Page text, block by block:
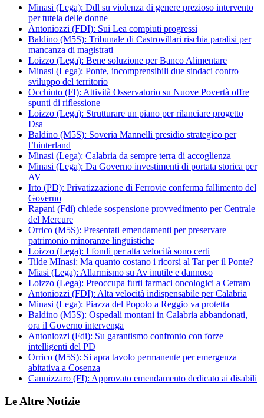
Minasi (Lega): Ddl su violenza di genere prezioso intervento
per tutela delle donne
Antoniozzi (FDI): Sui Lea compiuti progressi
Baldino (M5S): Tribunale di Castrovillari rischia paralisi per
mancanza di magistrati
Loizzo (Lega): Bene soluzione per Banco Alimentare
Minasi (Lega): Ponte, incomprensibili due sindaci contro
sviluppo del territorio
Occhiuto (FI): Attività Osservatorio su Nuove Povertà offre
spunti di riflessione
Loizzo (Lega): Strutturare un piano per rilanciare progetto
Dsa
Baldino (M5S): Soveria Mannelli presidio strategico per
l’hinterland
Minasi (Lega): Calabria da sempre terra di accoglienza
Minasi (Lega): Da Governo investimenti di portata storica per
AV
Irto (PD): Privatizzazione di Ferrovie conferma fallimento del
Governo
Rapani (Fdi) chiede sospensione provvedimento per Centrale
del Mercure
Orrico (M5S): Presentati emendamenti per preservare
patrimonio minoranze linguistiche
Loizzo (Lega): I fondi per alta velocità sono certi
Tilde MInasi: Ma quanto costano i ricorsi al Tar per il Ponte?
Miasi (Lega): Allarmismo su Av inutile e dannoso
Loizzo (Lega): Preoccupa furti farmaci oncologici a Cetraro
Antoniozzi (FDI): Alta velocità indispensabile per Calabria
Minasi (Lega): Piazza del Popolo a Reggio va protetta
Baldino (M5S): Ospedali montani in Calabria abbandonati,
ora il Governo intervenga
Antoniozzi (Fdi): Su garantismo confronto con forze
intelligenti del PD
Orrico (M5S): Si apra tavolo permanente per emergenza
abitativa a Cosenza
Cannizzaro (FI): Approvato emendamento dedicato ai disabili
Le Altre Notizie